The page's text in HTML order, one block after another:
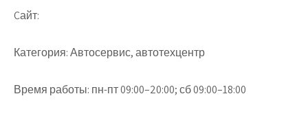
Cайт:
Категория:Автосервис, автотехцентр
Время работы: пн-пт 09:00–20:00; сб 09:00–18:00